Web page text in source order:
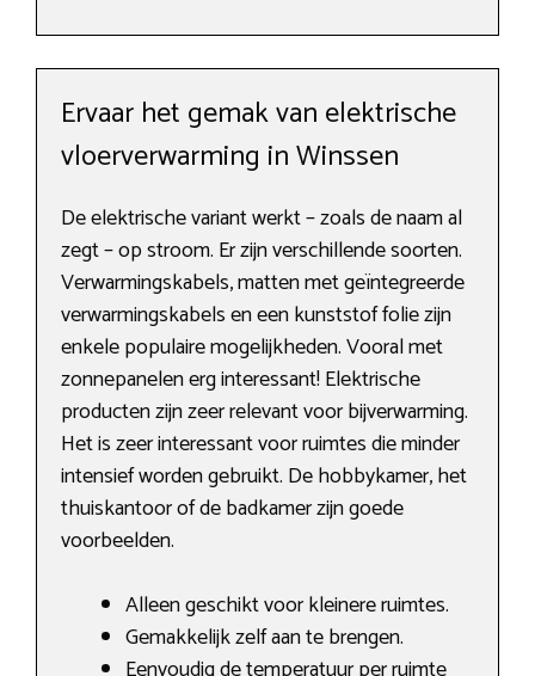
Ervaar het gemak van elektrische
vloerverwarming in Winssen
De elektrische variant werkt – zoals de naam al
zegt – op stroom. Er zijn verschillende soorten.
Verwarmingskabels, matten met geïntegreerde
verwarmingskabels en een kunststof folie zijn
enkele populaire mogelijkheden. Vooral met
zonnepanelen erg interessant! Elektrische
producten zijn zeer relevant voor bijverwarming.
Het is zeer interessant voor ruimtes die minder
intensief worden gebruikt. De hobbykamer, het
thuiskantoor of de badkamer zijn goede
voorbeelden.
Alleen geschikt voor kleinere ruimtes.
Gemakkelijk zelf aan te brengen.